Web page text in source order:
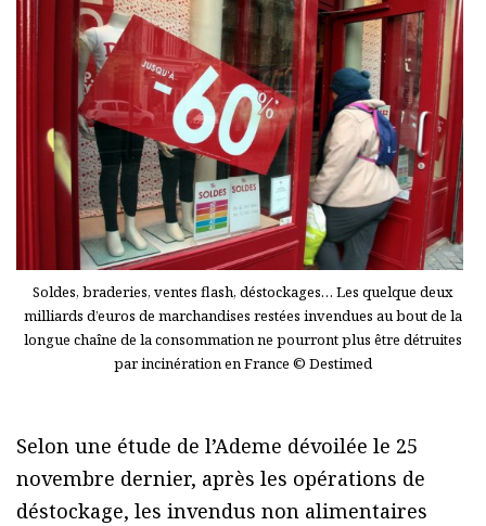
Soldes, braderies, ventes flash, déstockages… Les quelque deux
milliards d’euros de marchandises restées invendues au bout de la
longue chaîne de la consommation ne pourront plus être détruites
par incinération en France © Destimed
Selon une étude de l’Ademe dévoilée le 25
novembre dernier, après les opérations de
déstockage, les invendus non alimentaires